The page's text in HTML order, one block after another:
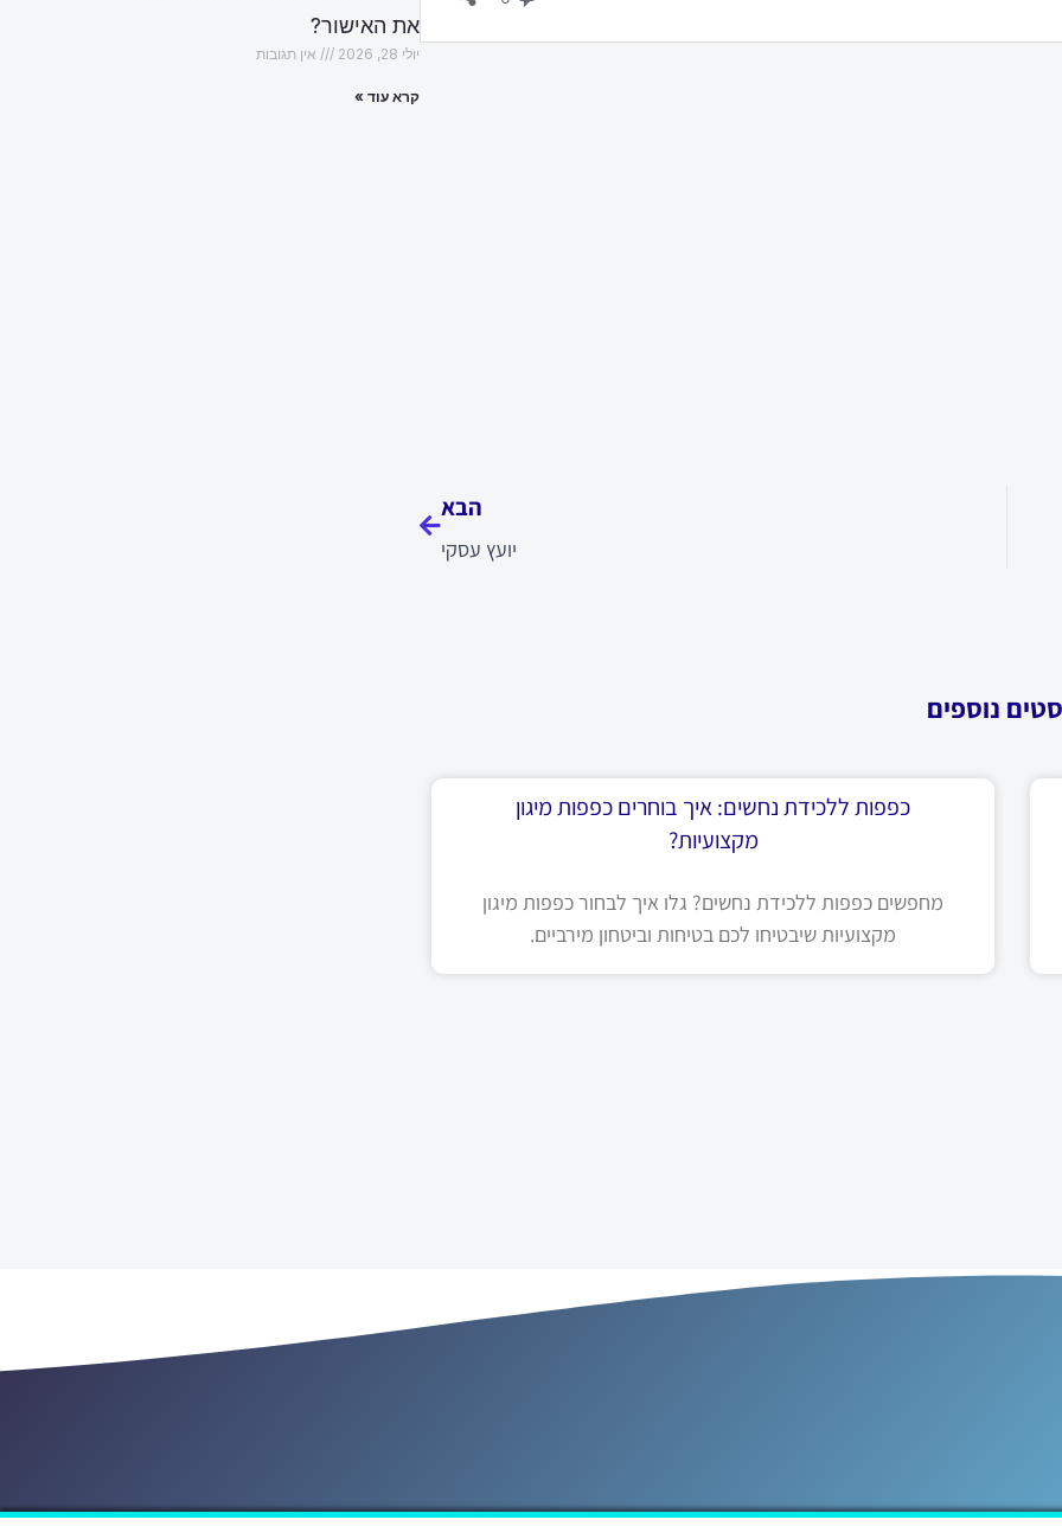
הבא
יועץ עסקי
נוספים
כפפות ללכידת נחשים: איך בוחרים כפפות מיגון
מקצועיות?
מחפשים כפפות ללכידת נחשים? גלו איך לבחור כפפות מיגון
מקצועיות שיבטיחו לכם בטיחות וביטחון מירביים.
את האישור?
יולי 28, 2026 אין תגובות
קרא עוד »